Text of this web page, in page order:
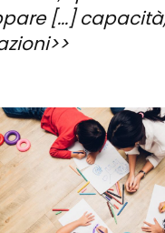
[...]